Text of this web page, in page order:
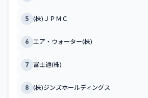
5 (株)ＪＰＭＣ
6 エア・ウォーター(株)
7 富士通(株)
8 (株)ジンズホールディングス